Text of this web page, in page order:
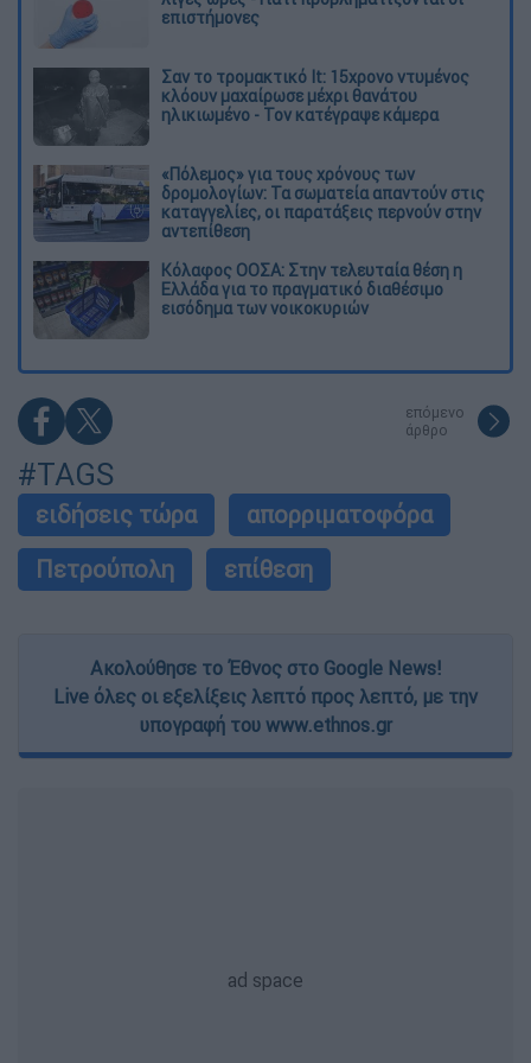
επιστήμονες
Σαν το τρομακτικό It: 15χρονο ντυμένος
κλόουν μαχαίρωσε μέχρι θανάτου
ηλικιωμένο - Τον κατέγραψε κάμερα
«Πόλεμος» για τους χρόνους των
δρομολογίων: Τα σωματεία απαντούν στις
καταγγελίες, οι παρατάξεις περνούν στην
αντεπίθεση
Κόλαφος ΟΟΣΑ: Στην τελευταία θέση η
Ελλάδα για το πραγματικό διαθέσιμο
εισόδημα των νοικοκυριών
επόμενο
άρθρο
#TAGS
ειδήσεις τώρα
απορριματοφόρα
Πετρούπολη
επίθεση
Ακολούθησε το Έθνος στο Google News!
Live όλες οι εξελίξεις λεπτό προς λεπτό, με την
υπογραφή του www.ethnos.gr